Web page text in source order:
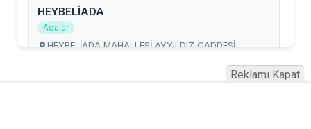
Reklamı Kapat